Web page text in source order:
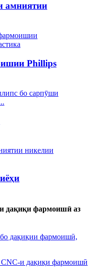
амниятии
Phillips
дақиқи фармоишӣ аз